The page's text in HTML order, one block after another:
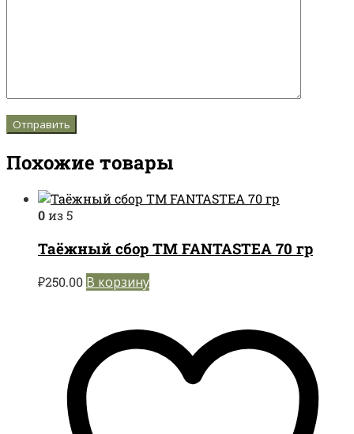
Похожие товары
0из 5
Таёжный сбор TM FANTASTEA 70 гр
₽250.00 В корзину